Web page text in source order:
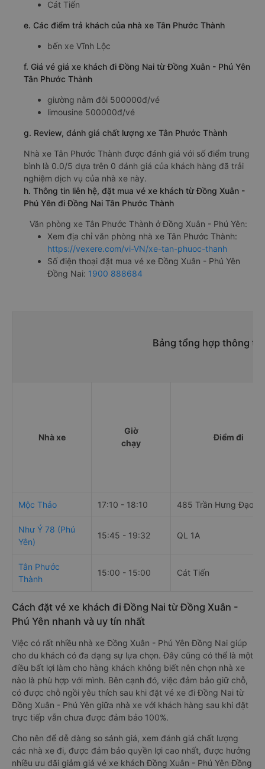
Cát Tiến
e. Các điểm trả khách của nhà xe Tân Phước Thành
bến xe Vĩnh Lộc
f. Giá vé giá xe khách đi Đồng Nai từ Đồng Xuân - Phú Yên
Tân Phước Thành
giường nằm đôi 500000đ/vé
limousine 500000đ/vé
g. Review, đánh giá chất lượng xe Tân Phước Thành
Nhà xe Tân Phước Thành được đánh giá với số điểm trung
bình là 0.0/5 dựa trên 0 đánh giá của khách hàng đã trải
nghiệm dịch vụ của nhà xe này.
h. Thông tin liên hệ, đặt mua vé xe khách từ Đồng Xuân -
Phú Yên đi Đồng Nai Tân Phước Thành
Văn phòng xe Tân Phước Thành ở Đồng Xuân - Phú Yên:
Xem địa chỉ văn phòng nhà xe Tân Phước Thành:
https://vexere.com/vi-VN/xe-tan-phuoc-thanh
Số điện thoại đặt mua vé xe Đồng Xuân - Phú Yên
Đồng Nai: 1900 888684
Bảng tổng hợp thông
Nhà xe
Giờ
chạy
Điểm đi
Mộc Thảo 17:10 - 18:10 485 Trần Hưng Đạo
Như Ý 78 (Phú
Yên)
15:45 - 19:32 QL 1A
Tân Phước
Thành
15:00 - 15:00 Cát Tiến
Cách đặt vé xe khách đi Đồng Nai từ Đồng Xuân -
Phú Yên nhanh và uy tín nhất
Việc có rất nhiều nhà xe Đồng Xuân - Phú Yên Đồng Nai giúp
cho du khách có đa dạng sự lựa chọn. Đây cũng có thể là một
điều bất lợi làm cho hàng khách không biết nên chọn nhà xe
nào là phù hợp với mình. Bên cạnh đó, việc đảm bảo giữ chỗ,
có được chỗ ngồi yêu thích sau khi đặt vé xe đi Đồng Nai từ
Đồng Xuân - Phú Yên giữa nhà xe với khách hàng sau khi đặt
trực tiếp vẫn chưa được đảm bảo 100%.
Cho nên để dễ dàng so sánh giá, xem đánh giá chất lượng
các nhà xe đi, được đảm bảo quyền lợi cao nhất, được hưởng
nhiều ưu đãi giảm giá vé xe khách Đồng Xuân - Phú Yên Đồng